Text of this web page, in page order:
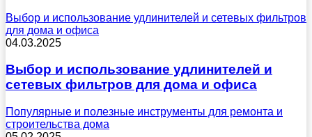
Выбор и использование удлинителей и сетевых фильтров
для дома и офиса
04.03.2025
Выбор и использование удлинителей и
сетевых фильтров для дома и офиса
Популярные и полезные инструменты для ремонта и
строительства дома